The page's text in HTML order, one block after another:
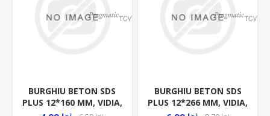
BURGHIU BETON SDS
PLUS 12*160 MM, VIDIA,
BURGHIU BETON SDS
PLUS 12*266 MM, VIDIA,